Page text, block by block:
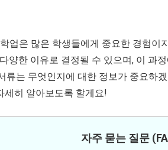
업은 많은 학생들에게 중요한 경험이
양한 이유로 결정될 수 있으며, 이 과
류는 무엇인지에 대한 정보가 중요하
세히 알아보도록 할게요!
자주 묻는 질문